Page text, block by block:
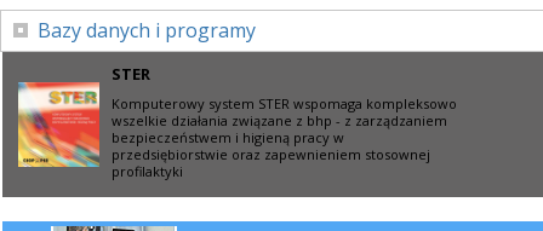
Bazy danych i programy
STER
Komputerowy system STER wspomaga kompleksowo
wszelkie działania związane z bhp - z zarządzaniem
bezpieczeństwem i higieną pracy w
przedsiębiorstwie oraz zapewnieniem stosownej
profilaktyki